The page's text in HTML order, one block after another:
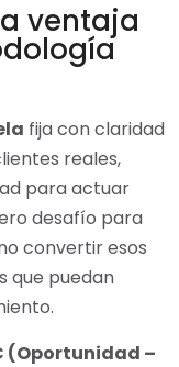
ventaja
fija con claridad
reales,
para actuar
desafío para
convertir esos
que puedan
(Oportunidad –